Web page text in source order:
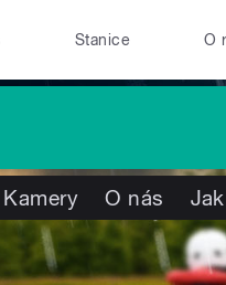
Stanice O
Kamery O nás